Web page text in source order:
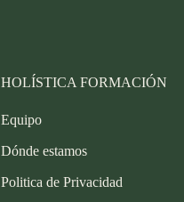
HOLÍSTICA FORMACIÓN
Equipo
Dónde estamos
Politica de Privacidad